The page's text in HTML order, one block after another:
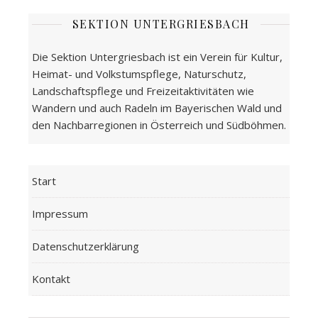
SEKTION UNTERGRIESBACH
Die Sektion Untergriesbach ist ein Verein für Kultur,
Heimat- und Volkstumspflege, Naturschutz,
Landschaftspflege und Freizeitaktivitäten wie
Wandern und auch Radeln im Bayerischen Wald und
den Nachbarregionen in Österreich und Südböhmen.
Start
Impressum
Datenschutzerklärung
Kontakt